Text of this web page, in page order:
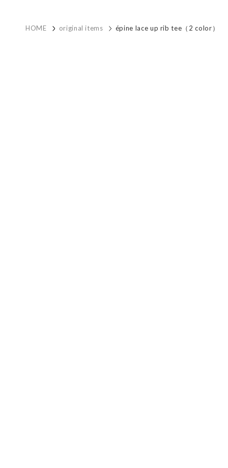
HOME original items épine lace up rib tee（2 color）